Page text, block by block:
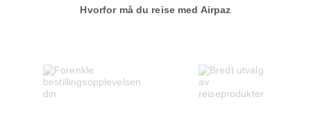
Hvorfor må du reise med Airpaz